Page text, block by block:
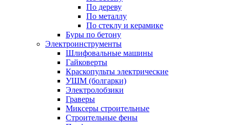
По дереву
По металлу
По стеклу и керамике
Буры по бетону
Электроинструменты
Шлифовальные машины
Гайковерты
Краскопульты электрические
УШМ (болгарки)
Электролобзики
Граверы
Миксеры строительные
Строительные фены